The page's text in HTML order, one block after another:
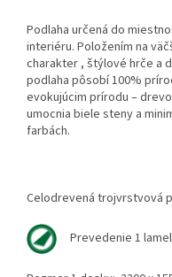
Podlaha určená do
interiéru. Položením na
charakter , štýlové hrče a
podlaha pôsobí 100%
evokujúcim prírodu –
umocnia biele steny a
farbách.
Celodrevená trojvrstvová
Prevedenie 1